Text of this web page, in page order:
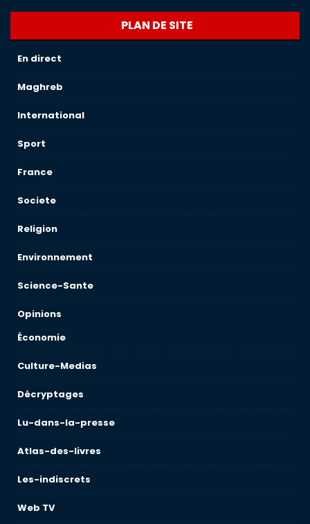
PLAN DE SITE
En direct
Maghreb
International
Sport
France
Societe
Religion
Environnement
Science-Sante
Opinions
Économie
Culture-Medias
Décryptages
Lu-dans-la-presse
Atlas-des-livres
Les-indiscrets
Web TV